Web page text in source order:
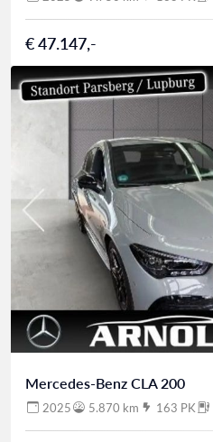
€ 47.147,-
Mercedes-Benz CLA 200
2025 5.870 km 163 PK